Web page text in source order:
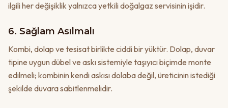
ilgili her değişiklik yalnızca yetkili doğalgaz servisinin işidir.
6. Sağlam Asılmalı
Kombi, dolap ve tesisat birlikte ciddi bir yüktür. Dolap, duvar
tipine uygun dübel ve askı sistemiyle taşıyıcı biçimde monte
edilmeli; kombinin kendi askısı dolaba değil, üreticinin istediği
şekilde duvara sabitlenmelidir.